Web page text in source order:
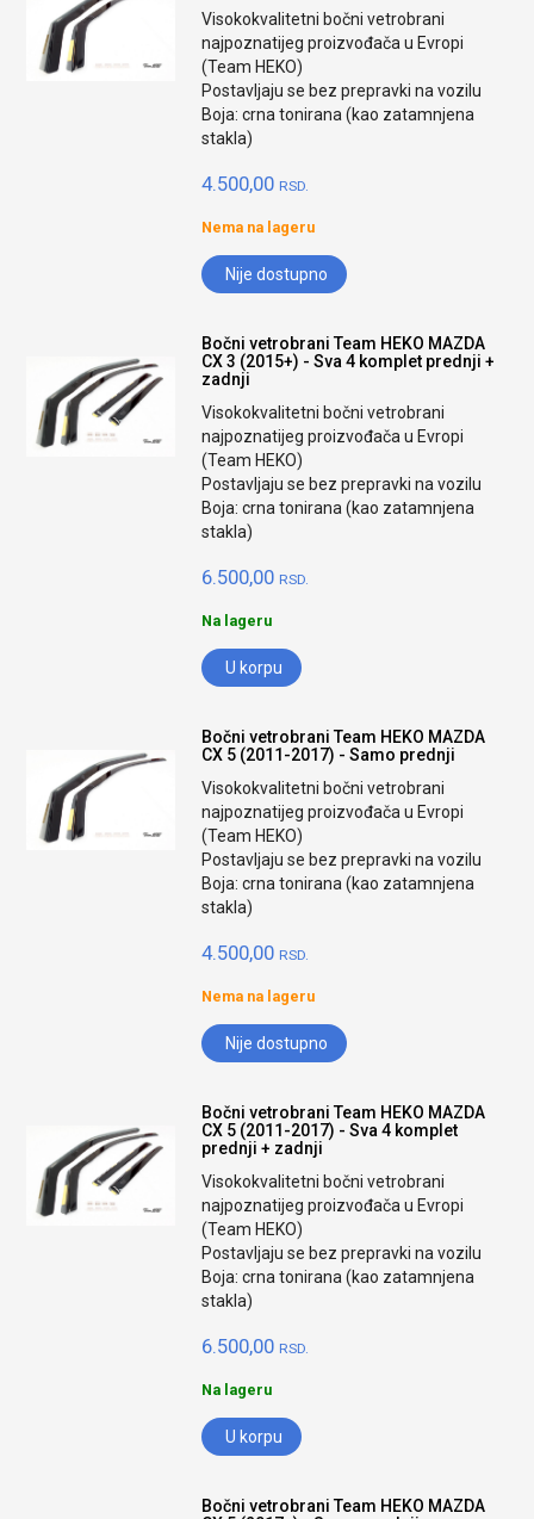
Visokokvalitetni bočni vetrobrani
najpoznatijeg proizvođača u Evropi
(Team HEKO)
Postavljaju se bez prepravki na vozilu
Boja: crna tonirana (kao zatamnjena
stakla)
4.500,00 RSD.
Nema na lageru
Nije dostupno
Bočni vetrobrani Team HEKO MAZDA
CX 3 (2015+) - Sva 4 komplet prednji +
zadnji
Visokokvalitetni bočni vetrobrani
najpoznatijeg proizvođača u Evropi
(Team HEKO)
Postavljaju se bez prepravki na vozilu
Boja: crna tonirana (kao zatamnjena
stakla)
6.500,00 RSD.
Na lageru
U korpu
Bočni vetrobrani Team HEKO MAZDA
CX 5 (2011-2017) - Samo prednji
Visokokvalitetni bočni vetrobrani
najpoznatijeg proizvođača u Evropi
(Team HEKO)
Postavljaju se bez prepravki na vozilu
Boja: crna tonirana (kao zatamnjena
stakla)
4.500,00 RSD.
Nema na lageru
Nije dostupno
Bočni vetrobrani Team HEKO MAZDA
CX 5 (2011-2017) - Sva 4 komplet
prednji + zadnji
Visokokvalitetni bočni vetrobrani
najpoznatijeg proizvođača u Evropi
(Team HEKO)
Postavljaju se bez prepravki na vozilu
Boja: crna tonirana (kao zatamnjena
stakla)
6.500,00 RSD.
Na lageru
U korpu
Bočni vetrobrani Team HEKO MAZDA